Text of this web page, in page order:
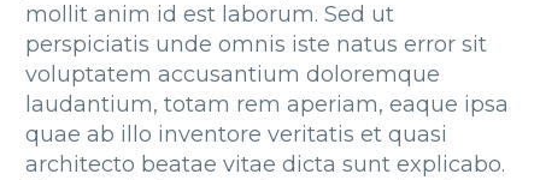
mollit anim id est laborum. Sed ut
perspiciatis unde omnis iste natus error sit
voluptatem accusantium doloremque
laudantium, totam rem aperiam, eaque ipsa
quae ab illo inventore veritatis et quasi
architecto beatae vitae dicta sunt explicabo.